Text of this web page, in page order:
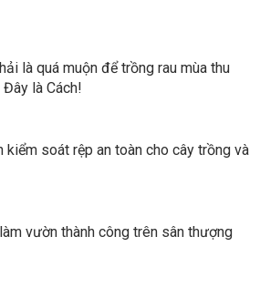
là quá muộn để trồng rau mùa thu
Đây là Cách!
kiểm soát rệp an toàn cho cây trồng và
vườn thành công trên sân thượng